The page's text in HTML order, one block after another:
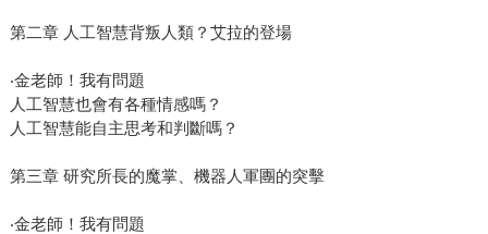
第二章 人工智慧背叛人類？艾拉的登場
‧金老師！我有問題
人工智慧也會有各種情感嗎？
人工智慧能自主思考和判斷嗎？
第三章 研究所長的魔掌、機器人軍團的突擊
‧金老師！我有問題